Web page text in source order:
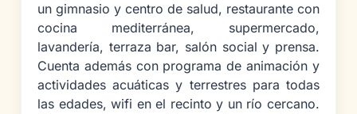
un gimnasio y centro de salud, restaurante con
cocina mediterránea, supermercado,
lavandería, terraza bar, salón social y prensa.
Cuenta además con programa de animación y
actividades acuáticas y terrestres para todas
las edades, wifi en el recinto y un río cercano.